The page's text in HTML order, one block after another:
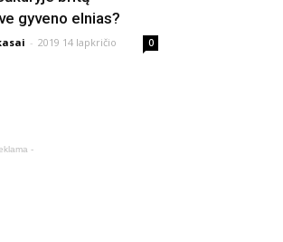
gyveno elnias?
- 2019 14 lapkričio 0
-